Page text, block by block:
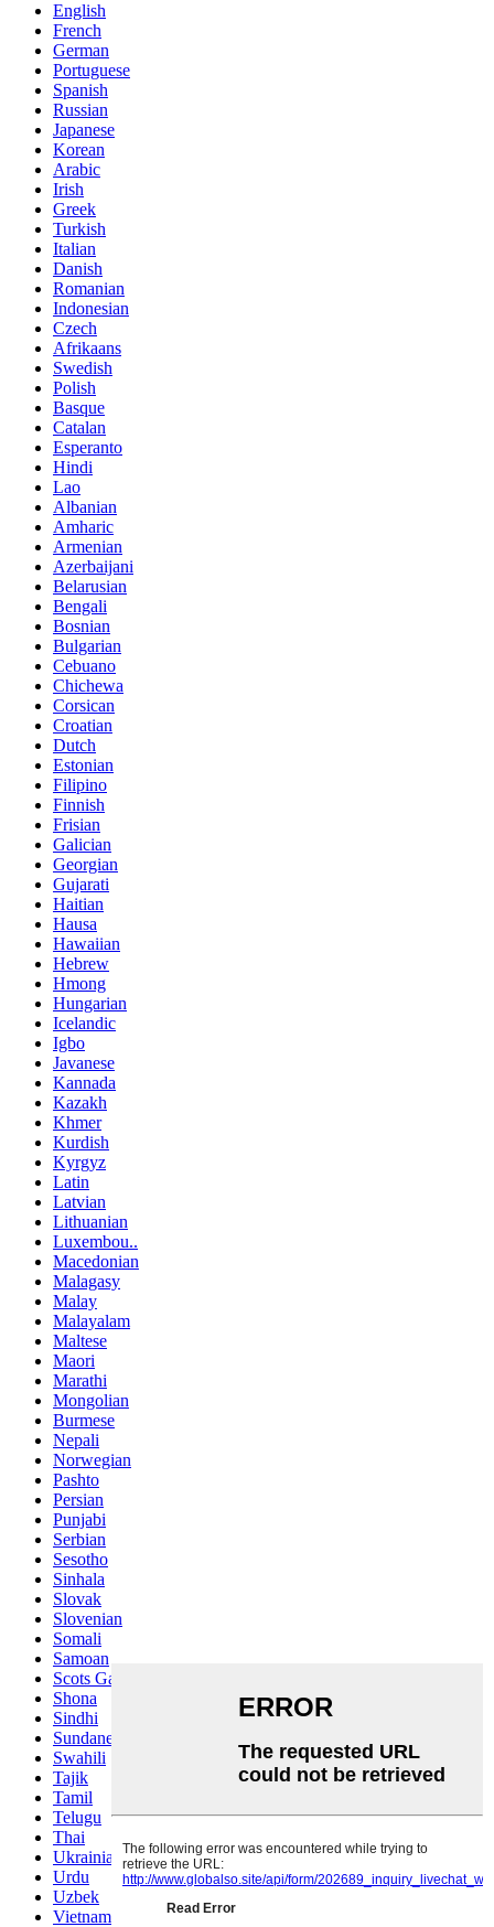
English
French
German
Portuguese
Spanish
Russian
Japanese
Korean
Arabic
Irish
Greek
Turkish
Italian
Danish
Romanian
Indonesian
Czech
Afrikaans
Swedish
Polish
Basque
Catalan
Esperanto
Hindi
Lao
Albanian
Amharic
Armenian
Azerbaijani
Belarusian
Bengali
Bosnian
Bulgarian
Cebuano
Chichewa
Corsican
Croatian
Dutch
Estonian
Filipino
Finnish
Frisian
Galician
Georgian
Gujarati
Haitian
Hausa
Hawaiian
Hebrew
Hmong
Hungarian
Icelandic
Igbo
Javanese
Kannada
Kazakh
Khmer
Kurdish
Kyrgyz
Latin
Latvian
Lithuanian
Luxembou..
Macedonian
Malagasy
Malay
Malayalam
Maltese
Maori
Marathi
Mongolian
Burmese
Nepali
Norwegian
Pashto
Persian
Punjabi
Serbian
Sesotho
Sinhala
Slovak
Slovenian
Somali
Samoan
Scots Gaelic
Shona
Sindhi
Sundanese
Swahili
Tajik
Tamil
Telugu
Thai
Ukrainian
Urdu
Uzbek
Vietnamese